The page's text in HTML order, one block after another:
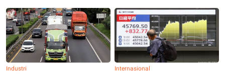
Industri Internasional